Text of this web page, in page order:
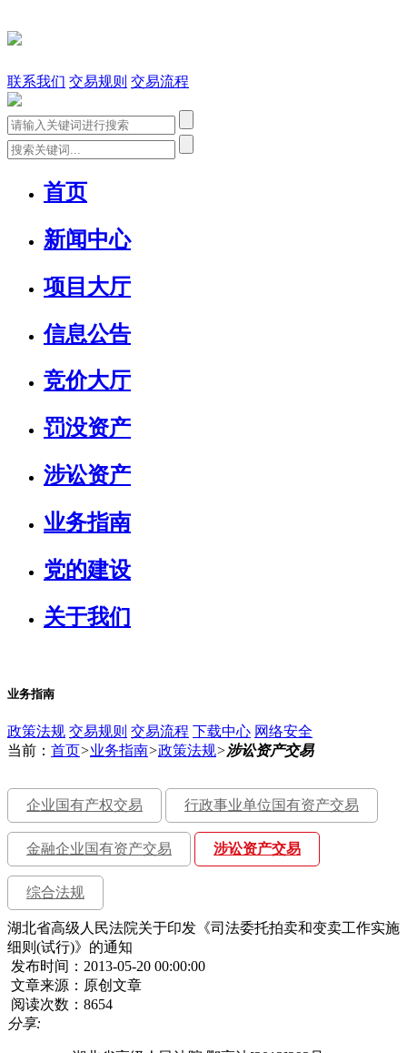
联系我们 交易规则 交易流程
首页
新闻中心
项目大厅
信息公告
竞价大厅
罚没资产
涉讼资产
业务指南
党的建设
关于我们
业务指南
政策法规 交易规则 交易流程 下载中心 网络安全
当前： 首页>业务指南>政策法规>涉讼资产交易
企业国有产权交易 行政事业单位国有资产交易
金融企业国有资产交易 涉讼资产交易
综合法规
湖北省高级人民法院关于印发《司法委托拍卖和变卖工作实施
细则(试行)》的通知
发布时间：2013-05-20 00:00:00
文章来源：原创文章
阅读次数：8654
分享: